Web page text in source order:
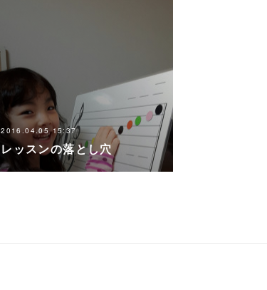
2016.04.05 15:37
レッスンの落とし穴